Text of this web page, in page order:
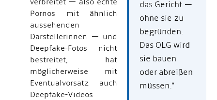
das Gericht —
ohne sie zu
begründen.
Das OLG wird
sie bauen
oder abreißen
müssen."
verbreitet — also echte
Pornos mit ähnlich
aussehenden
Darstellerinnen — und
Deepfake-Fotos nicht
bestreitet, hat
möglicherweise mit
Eventualvorsatz auch
Deepfake-Videos